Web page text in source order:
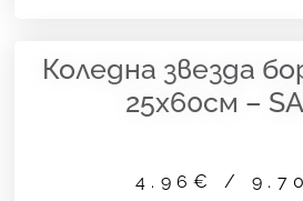
Коледна звезда
25х60см –
4.96€ /